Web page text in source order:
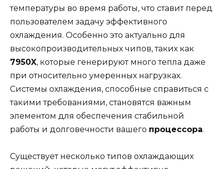
температуры во время работы, что ставит перед
пользователем задачу эффективного
охлаждения. Особенно это актуально для
высокопроизводительных чипов, таких как
7950X, которые генерируют много тепла даже
при относительно умеренных нагрузках.
Системы охлаждения, способные справиться с
такими требованиями, становятся важным
элементом для обеспечения стабильной
работы и долговечности вашего процессора.
Существует несколько типов охлаждающих